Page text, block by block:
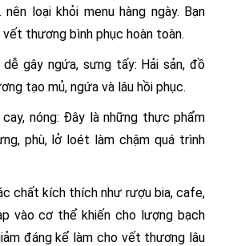
loại khỏi menu hàng ngày. Bạn
thương bình phục hoàn toàn.
gây ngứa, sưng tấy: Hải sản, đồ
tạo mủ, ngứa và lâu hồi phục.
nóng: Đây là những thực phẩm
phù, lở loét làm chậm quá trình
chất kích thích như rượu bia, cafe,
vào cơ thể khiến cho lượng bạch
đáng kể làm cho vết thương lâu